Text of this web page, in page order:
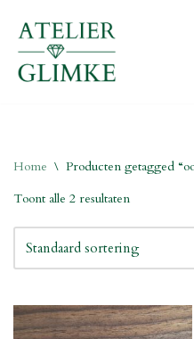
Ga
naar
Home \ Producten getagged
Toont alle 2 resultaten